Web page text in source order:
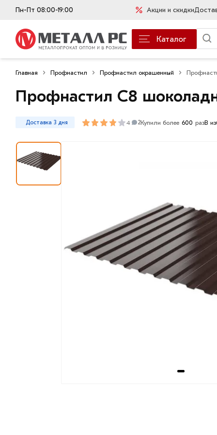
Пн-Пт 08:00-19:00 Акции и скидки
Каталог
Главная Профнастил Профнастил окрашенный
Профнастил С8
Доставка 3 дня 4 2Купили более 600 разВ